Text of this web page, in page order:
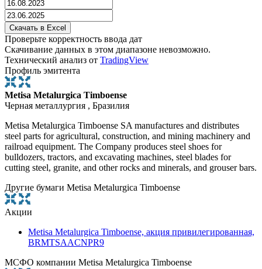
Проверьте корректность ввода дат
Скачивание данных в этом диапазоне невозможно.
Технический анализ от TradingView
Профиль эмитента
Metisa Metalurgica Timboense
Черная металлургия , Бразилия
Metisa Metalurgica Timboense SA manufactures and distributes
steel parts for agricultural, construction, and mining machinery and
railroad equipment. The Company produces steel shoes for
bulldozers, tractors, and excavating machines, steel blades for
cutting steel, granite, and other rocks and minerals, and grouser bars.
Другие бумаги Metisa Metalurgica Timboense
Акции
Metisa Metalurgica Timboense, акция привилегированная,
BRMTSAACNPR9
МСФО компании Metisa Metalurgica Timboense